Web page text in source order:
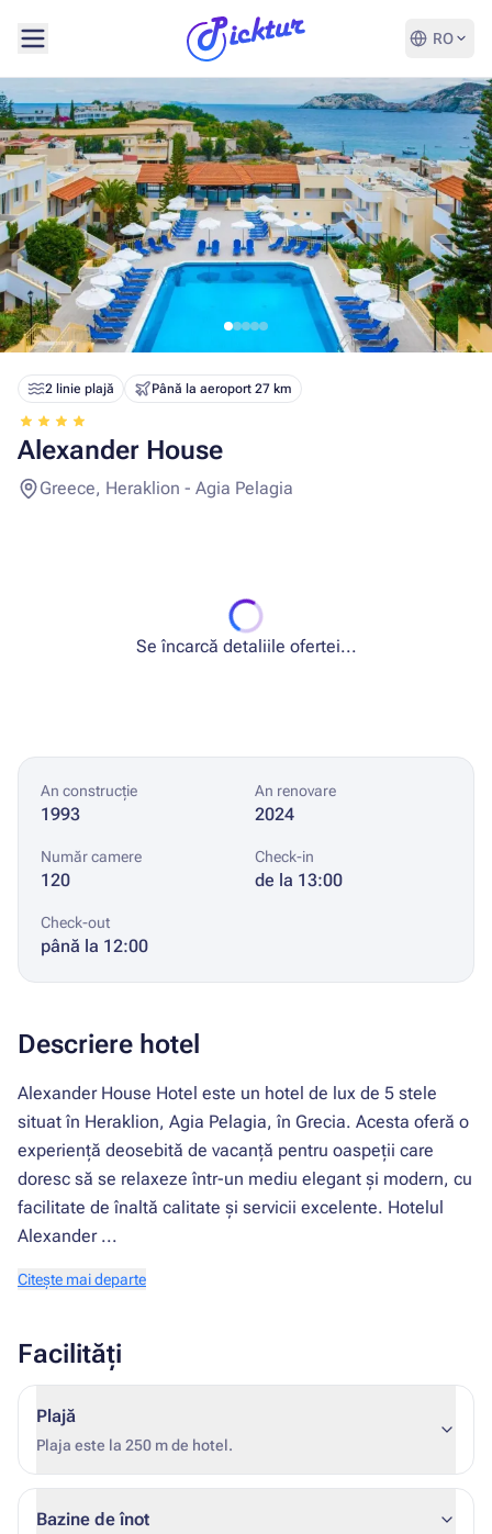
RO
2 linie plajă Până la aeroport 27 km
Alexander House
Greece, Heraklion - Agia Pelagia
Se încarcă detaliile ofertei...
An construcție
1993
An renovare
2024
Număr camere
120
Check-in
de la 13:00
Check-out
până la 12:00
Descriere hotel
Alexander House Hotel este un hotel de lux de 5 stele
situat în Heraklion, Agia Pelagia, în Grecia. Acesta oferă o
experiență deosebită de vacanță pentru oaspeții care
doresc să se relaxeze într-un mediu elegant și modern, cu
facilitate de înaltă calitate și servicii excelente. Hotelul
Alexander ...
Citește mai departe
Facilități
Plajă
Plaja este la 250 m de hotel.
Bazine de înot